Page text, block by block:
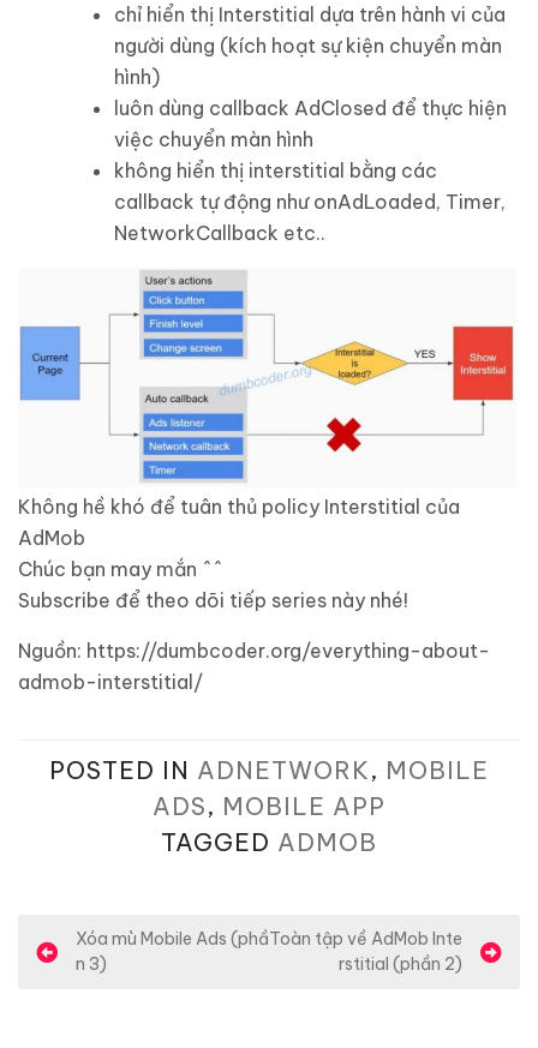
chỉ hiển thị Interstitial dựa trên hành vi của
người dùng (kích hoạt sự kiện chuyển màn
hình)
luôn dùng callback AdClosed để thực hiện
việc chuyển màn hình
không hiển thị interstitial bằng các
callback tự động như onAdLoaded, Timer,
NetworkCallback etc..
Không hề khó để tuân thủ policy Interstitial của
AdMob
Chúc bạn may mắn ^^
Subscribe để theo dõi tiếp series này nhé!
Nguồn: https://dumbcoder.org/everything-about-
admob-interstitial/
POSTED IN ADNETWORK, MOBILE
ADS, MOBILE APP
TAGGED ADMOB
Đ
Xóa mù Mobile Ads (phầ
n 3)
Toàn tập về AdMob Inte
rstitial (phần 2)